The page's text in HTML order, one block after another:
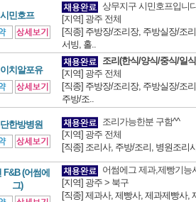
시민호프
상무지구 시민호프입니
[지역] 광주 전체
[직종] 주방장/조리장, 주방실장/조
서빙, 홀..
치알포유
조리(한식/양식/중식/일
[지역] 광주 전체
[직종] 주방장/조리장, 주방실장/조
주방/조..
한방병원
조리가능한분 구함^^
[지역] 광주 전체
[직종] 조리사, 주방/조리, 병원조리
F&B (어썸에
그)
어썸에그 제과,제빵기능
[지역] 광주 > 북구
[직종] 제과사, 제빵사, 제과제빵사,